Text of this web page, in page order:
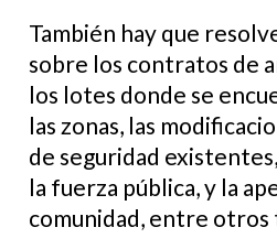
También hay que
sobre los contratos de
los lotes donde se
las zonas, las
de seguridad
la fuerza pública, y la
comunidad, entre otros